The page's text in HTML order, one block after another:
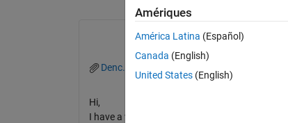
Denc.mat
Hi,
I have a vector which consists of increasing
Amériques
América Latina (Español)
Canada (English)
United States (English)